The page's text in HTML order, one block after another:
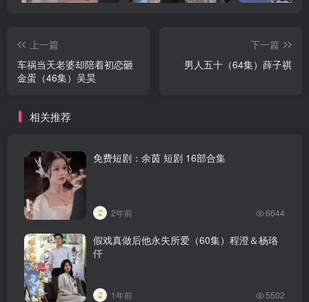
上一篇
车祸当天老婆却陪着初恋砸
金蛋（46集）吴昊
下一篇
男人五十（64集）薛子祺
相关推荐
免费短剧：余茵 短剧 16部合集
2年前 6644
假戏真做后他永失所爱（60集）程澄＆杨珞
仟
1年前 5502